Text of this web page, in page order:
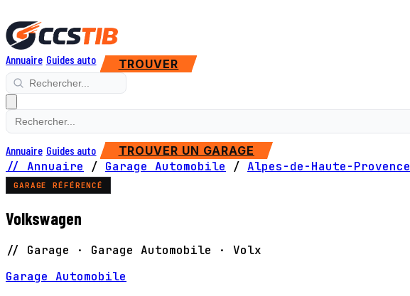
Annuaire Guides auto TROUVER
Annuaire Guides auto TROUVER UN GARAGE
// Annuaire / Garage Automobile / Alpes-de-Haute-Provence
GARAGE RÉFÉRENCÉ
Volkswagen
// Garage · Garage Automobile · Volx
Garage Automobile